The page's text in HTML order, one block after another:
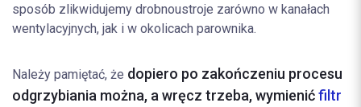
sposób zlikwidujemy drobnoustroje zarówno w kanałach
wentylacyjnych, jak i w okolicach parownika.
Należy pamiętać, że dopiero po zakończeniu procesu
odgrzybiania można, a wręcz trzeba, wymienićfiltr